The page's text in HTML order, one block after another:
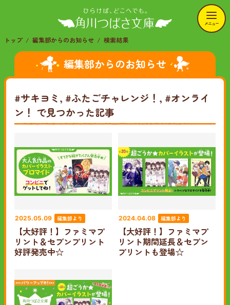
メニュー
トップ 編集部からのお知らせ 検索結果
編集部からのお知らせ
#サキヨミ, #ふたごチャレンジ！, #オンライ
ン！ で見つかった記事
2025.05.09 編集部より
【大好評！】ファミマプ
リント＆セブンプリント
好評発売中☆
2024.04.08 編集部より
【大好評！】ファミマプ
リント期間延長＆セブン
プリントも登場☆